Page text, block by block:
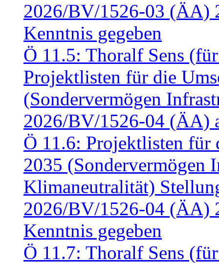
2026/BV/1526-03 (ÄA)
Kenntnis gegeben
Ö 11.5: Thoralf Sens
Projektlisten für die
(Sondervermögen
2026/BV/1526-04 (ÄA)
Ö 11.6: Projektlisten für
2035 (Sondervermögen
Klimaneutralität)
2026/BV/1526-04 (ÄA)
Kenntnis gegeben
Ö 11.7: Thoralf Sens